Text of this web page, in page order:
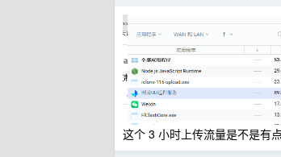
这个 3 小时上传流量是不是有